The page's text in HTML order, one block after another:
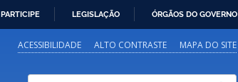
PARTICIPE LEGISLAÇÃO ÓRGÃOS DO GOVERNO
ACESSIBILIDADE ALTO CONTRASTE MAPA DO SITE